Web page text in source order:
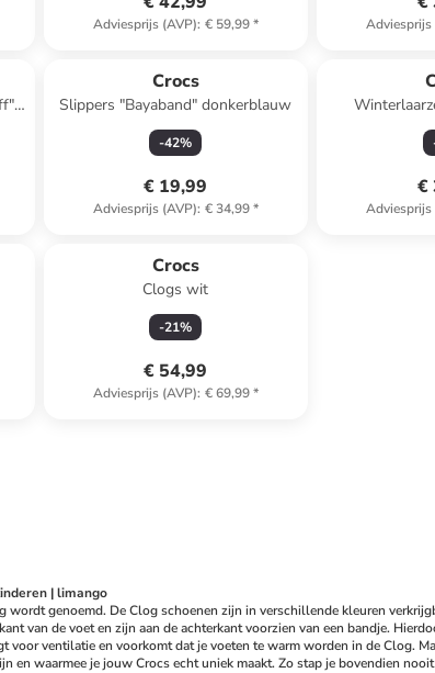
Adviesprijs (AVP): € 59,99* Adviesprijs
Crocs
Slippers "Bayaband" donkerblauw
-42%
€ 19,99
Adviesprijs (AVP): € 34,99*
€
Adviesprijs
Crocs
Clogs wit
-21%
€ 54,99
Adviesprijs (AVP): € 69,99*
| limango
genoemd. De Clog schoenen zijn in verschillende kleuren
van de voet en zijn aan de achterkant voorzien van een bandje.
ventilatie en voorkomt dat je voeten te warm worden in de Clog.
waarmee je jouw Crocs echt uniek maakt. Zo stap je bovendien